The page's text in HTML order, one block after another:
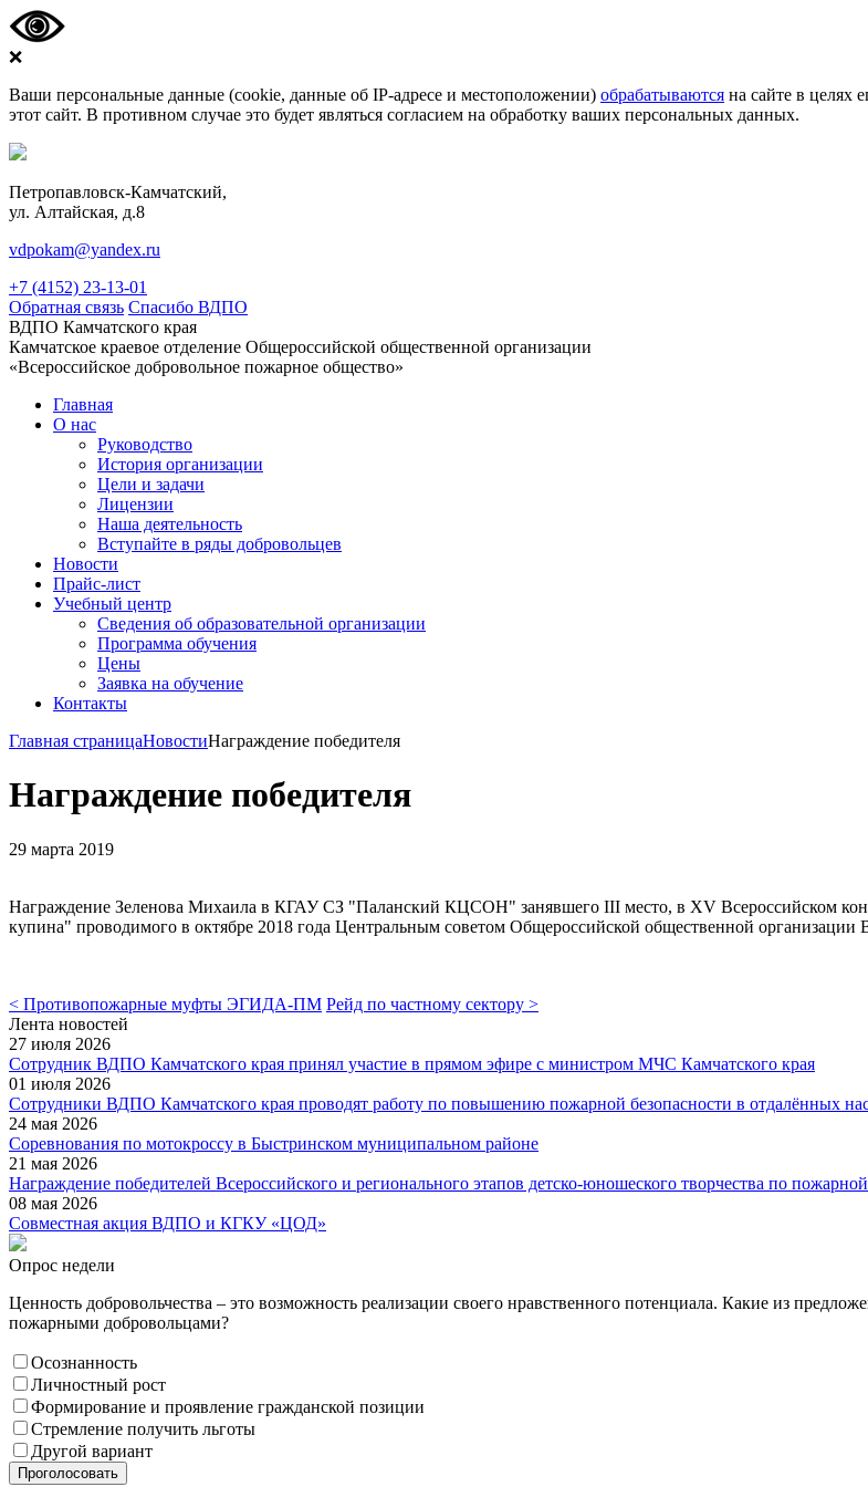
❌
Ваши персональные данные (cookie, данные об IP-адресе и местоположении) обрабатываются на сайте в целях
этот сайт. В противном случае это будет являться согласием на обработку ваших персональных данных.
Петропавловск-Камчатский,
ул. Алтайская, д.8
vdpokam@yandex.ru
+7 (4152) 23-13-01
Обратная связь Спасибо ВДПО
ВДПО Камчатского края
Камчатское краевое отделение Общероссийской общественной организации
«Всероссийское добровольное пожарное общество»
Главная
О нас
Руководство
История организации
Цели и задачи
Лицензии
Наша деятельность
Вступайте в ряды добровольцев
Новости
Прайс-лист
Учебный центр
Сведения об образовательной организации
Программа обучения
Цены
Заявка на обучение
Контакты
Главная страницаНовостиНаграждение победителя
Награждение победителя
29 марта 2019
Награждение Зеленова Михаила в КГАУ СЗ "Паланский КЦСОН" занявшего III место, в XV Всероссийском
купина" проводимого в октябре 2018 года Центральным советом Общероссийской общественной организации
< Противопожарные муфты ЭГИДА-ПМ Рейд по частному сектору >
Лента новостей
27 июля 2026
Сотрудник ВДПО Камчатского края принял участие в прямом эфире с министром МЧС Камчатского края
01 июля 2026
Сотрудники ВДПО Камчатского края проводят работу по повышению пожарной безопасности в отдалённых
24 мая 2026
Соревнования по мотокроссу в Быстринском муниципальном районе
21 мая 2026
Награждение победителей Всероссийского и регионального этапов детско-юношеского творчества по
08 мая 2026
Совместная акция ВДПО и КГКУ «ЦОД»
Опрос недели
Ценность добровольчества – это возможность реализации своего нравственного потенциала. Какие из
пожарными добровольцами?
Осознанность
Личностный рост
Формирование и проявление гражданской позиции
Стремление получить льготы
Другой вариант
Проголосовать